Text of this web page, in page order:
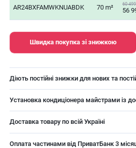
AR24BXFAMWKNUABDK 70 m² 60
56
Швидка покупка зі знижкою
Діють постійні знижки для нових та
Установка кондиціонера майстрами із
Доставка товару по всій Україні
Оплата частинами від ПриватБанк 3